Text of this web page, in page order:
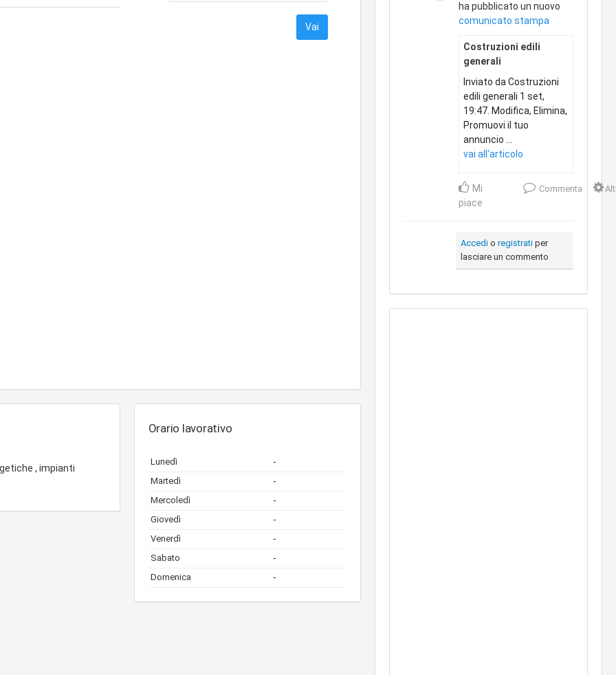
, impianti
Orario lavorativo
Lunedì -
Martedì -
Mercoledì -
Giovedì -
Venerdì -
Sabato -
Domenica -
ha pubblicato un nuovo
comunicato stampa
Costruzioni edili
generali
Inviato da Costruzioni
edili generali 1 set,
19:47. Modifica, Elimina,
Promuovi il tuo
annuncio ...
vai all'articolo
Mi
piace
Commenta
Accedi oregistrati per
lasciare un commento